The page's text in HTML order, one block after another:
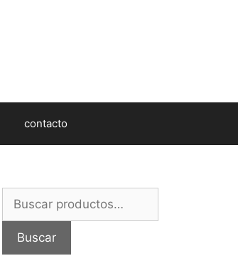
contacto
por:
Buscar